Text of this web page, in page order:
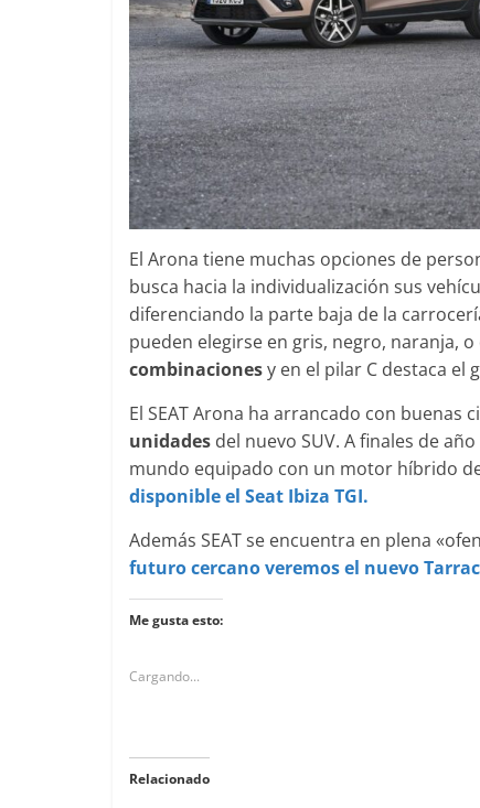
El Arona tiene muchas opciones de
busca hacia la individualización sus
diferenciando la parte baja de la
pueden elegirse en gris, negro, naranja,
combinacionesy en el pilar C destaca el
El SEAT Arona ha arrancado con buenas
unidades del nuevo SUV. A finales de año
mundo equipado con un motor híbrido
disponible el Seat Ibiza TGI.
Además SEAT se encuentra en plena
futuro cercano veremos el nuevo
Me gusta esto:
Cargando...
Relacionado